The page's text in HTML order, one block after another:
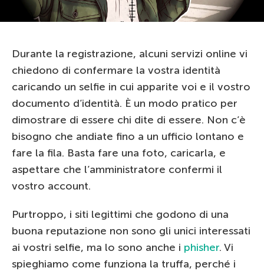
Durante la registrazione, alcuni servizi online vi
chiedono di confermare la vostra identità
caricando un selfie in cui apparite voi e il vostro
documento d’identità. È un modo pratico per
dimostrare di essere chi dite di essere. Non c’è
bisogno che andiate fino a un ufficio lontano e
fare la fila. Basta fare una foto, caricarla, e
aspettare che l’amministratore confermi il
vostro account.
Purtroppo, i siti legittimi che godono di una
buona reputazione non sono gli unici interessati
ai vostri selfie, ma lo sono anche i phisher. Vi
spieghiamo come funziona la truffa, perché i